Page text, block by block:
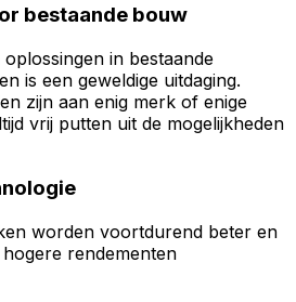
bestaande bouw
in bestaande
is een geweldige uitdaging.
zijn aan enig merk of enige
vrij putten uit de mogelijkheden
worden voortdurend beter en
rendementen